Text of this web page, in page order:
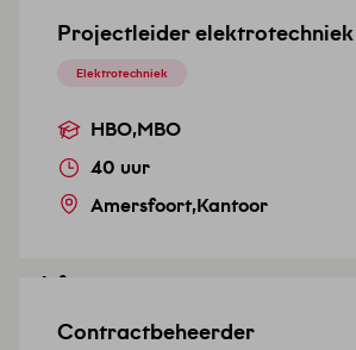
Laat hier je nummer achter en wij
Voor- en achternaam
Telefoonnummer
Projectleider elektrotechniek
Elektrotechniek
HBO,MBO
40 uur
Amersfoort,Kantoor
Contractbeheerder